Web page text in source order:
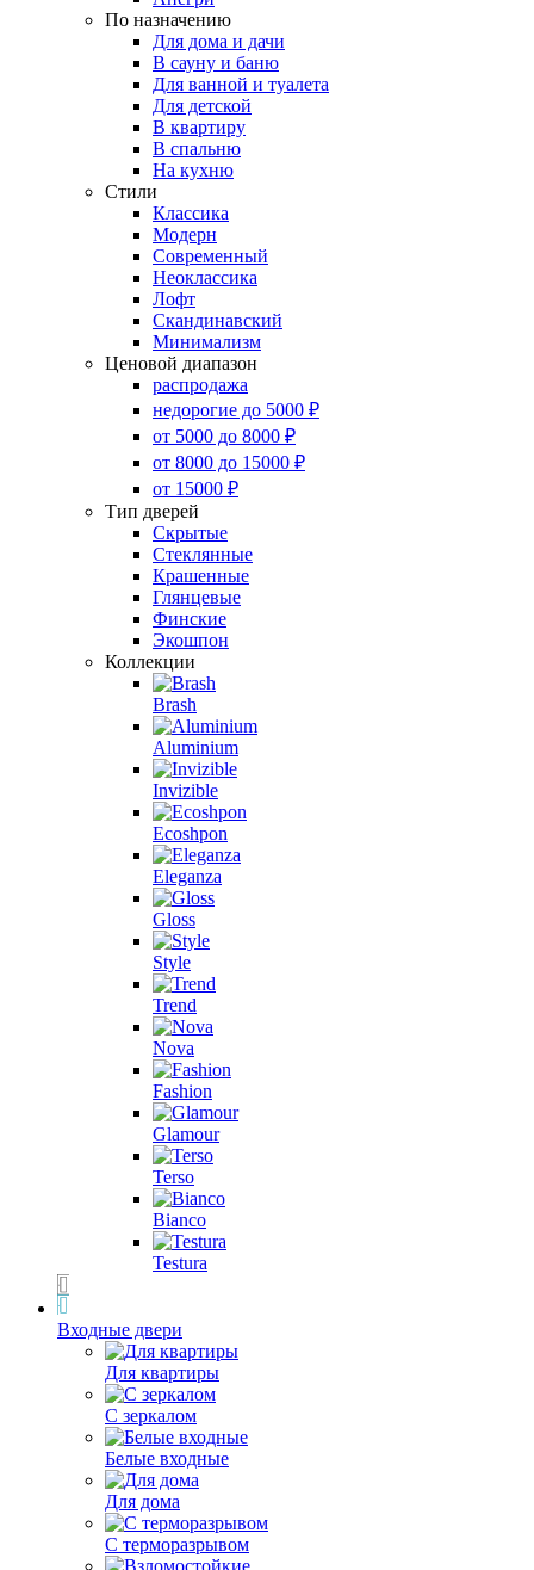
По назначению
Для дома и дачи
В сауну и баню
Для ванной и туалета
Для детской
В квартиру
В спальню
На кухню
Стили
Классика
Модерн
Современный
Неоклассика
Лофт
Скандинавский
Минимализм
Ценовой диапазон
распродажа
недорогие до 5000 ₽
от 5000 до 8000 ₽
от 8000 до 15000 ₽
от 15000 ₽
Тип дверей
Скрытые
Стеклянные
Крашенные
Глянцевые
Финские
Экошпон
Коллекции
Brash
Aluminium
Invizible
Ecoshpon
Eleganza
Gloss
Style
Trend
Nova
Fashion
Glamour
Terso
Bianco
Testura
Входные двери
Для квартиры
С зеркалом
Белые входные
Для дома
С терморазрывом